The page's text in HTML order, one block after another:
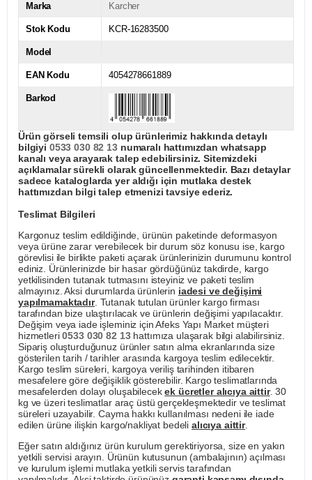
Marka Karcher
Stok Kodu KCR-16283500
Model
EAN Kodu 4054278661889
Barkod
Ürün görseli temsili olup ürünlerimiz hakkında detaylı
bilgiyi 0533 030 82 13numaralı hattımızdan whatsapp
kanalı veya arayarak talep edebilirsiniz. Sitemizdeki
açıklamalar sürekli olarak güncellenmektedir. Bazı detaylar
sadece kataloglarda yer aldığı için mutlaka destek
hattımızdan bilgi talep etmenizi tavsiye ederiz.
Teslimat Bilgileri
Kargonuz teslim edildiğinde, ürünün paketinde deformasyon
veya ürüne zarar verebilecek bir durum söz konusu ise, kargo
görevlisi ile birlikte paketi açarak ürünlerinizin durumunu kontrol
ediniz. Ürünlerinizde bir hasar gördüğünüz takdirde, kargo
yetkilisinden tutanak tutmasını isteyiniz ve paketi teslim
almayınız. Aksi durumlarda ürünlerin iadesi ve değişimi
yapılmamaktadır. Tutanak tutulan ürünler kargo firması
tarafından bize ulaştırılacak ve ürünlerin değişimi yapılacaktır.
Değişim veya iade işleminiz için Afeks Yapı Market müşteri
hizmetleri0533 030 82 13hattımıza ulaşarak bilgi alabilirsiniz.
Sipariş oluşturduğunuz ürünler satın alma ekranlarında size
gösterilen tarih / tarihler arasında kargoya teslim edilecektir.
Kargo teslim süreleri, kargoya veriliş tarihinden itibaren
mesafelere göre değişiklik gösterebilir. Kargo teslimatlarında
mesafelerden dolayı oluşabilecekek ücretler alıcıya aittir. 30
kg ve üzeri teslimatlar araç üstü gerçekleşmektedir ve teslimat
süreleri uzayabilir. Cayma hakkı kullanılması nedeni ile iade
edilen ürüne ilişkin kargo/nakliyat bedeli alıcıya aittir.
Eğer satın aldığınız ürün kurulum gerektiriyorsa, size en yakın
yetkili servisi arayın. Ürünün kutusunun (ambalajının) açılması
ve kurulum işlemi mutlaka yetkili servis tarafından